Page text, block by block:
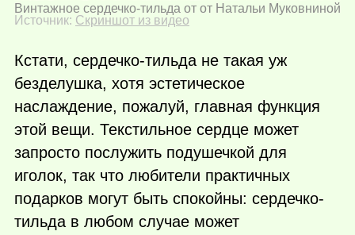
Винтажное сердечко-тильда от от Натальи Муковниной
Источник: Скриншот из видео
Кстати, сердечко-тильда не такая уж
безделушка, хотя эстетическое
наслаждение, пожалуй, главная функция
этой вещи. Текстильное сердце может
запросто послужить подушечкой для
иголок, так что любители практичных
подарков могут быть спокойны: сердечко-
тильда в любом случае может